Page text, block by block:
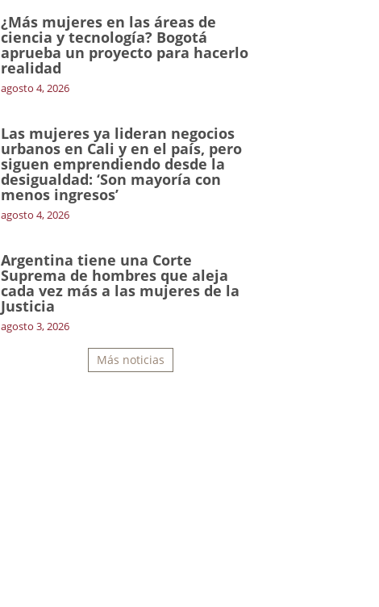
¿Más mujeres en las áreas de
ciencia y tecnología? Bogotá
aprueba un proyecto para hacerlo
realidad
agosto 4, 2026
Las mujeres ya lideran negocios
urbanos en Cali y en el país, pero
siguen emprendiendo desde la
desigualdad: ‘Son mayoría con
menos ingresos’
agosto 4, 2026
Argentina tiene una Corte
Suprema de hombres que aleja
cada vez más a las mujeres de la
Justicia
agosto 3, 2026
Más noticias